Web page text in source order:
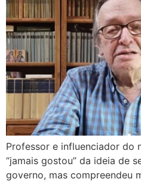
Professor e influenciador do
“jamais gostou” da ideia de
governo, mas compreendeu